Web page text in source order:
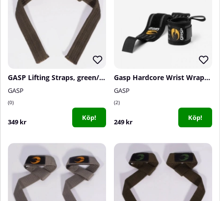
GASP Lifting Straps, green/black
GASP
0
349 kr Köp!
Gasp Hardcore Wrist Wraps, black/grey
GASP
2
249 kr Köp!